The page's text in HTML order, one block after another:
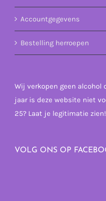
Accountgegevens
Bestelling herroepen
Wij verkopen geen alcohol
jaar is deze website niet
25? Laat je legitimatie zien!
VOLG ONS OP